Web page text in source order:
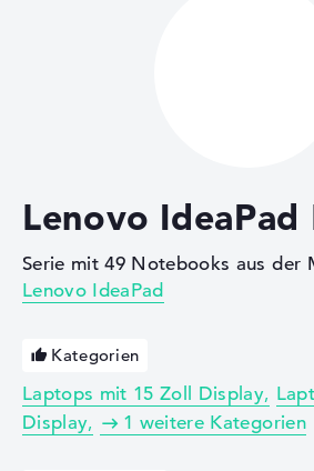
Deals
Lenovo IdeaPad
Serie mit 49 Notebooks aus der
Lenovo IdeaPad
Kategorien
Laptops mit 15 Zoll Display
Display
1 weitere Kategorien